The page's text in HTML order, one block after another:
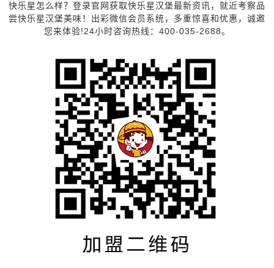
快乐星怎么样？登录官网获取快乐星汉堡最新资讯，就近考察品
尝快乐星汉堡美味！出彩微信会员系统，多重惊喜和优惠，诚邀
您来体验!24小时咨询热线：400-035-2688。